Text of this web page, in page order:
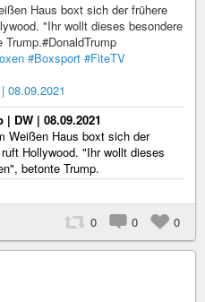
Haus boxt sich der frühere
"Ihr wollt dieses besondere
#Boxsport #FiteTV
08.09.2021
DW | 08.09.2021
Weißen Haus boxt sich der
Hollywood. "Ihr wollt dieses
betonte Trump.
0 0 0